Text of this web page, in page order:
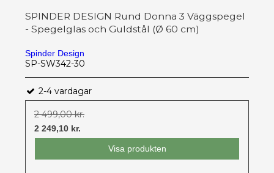
SPINDER DESIGN Rund Donna 3 Väggspegel
- Spegelglas och Guldstål (Ø 60 cm)
Spinder Design
SP-SW342-30
2-4 vardagar
2 499,00 kr.
2 249,10 kr.
Visa produkten